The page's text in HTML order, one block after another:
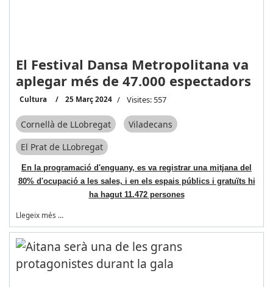
El Festival Dansa Metropolitana va
aplegar més de 47.000 espectadors
Cultura 25 Març 2024 Visites: 557
Cornellà de LLobregat
Viladecans
El Prat de LLobregat
En la programació d'enguany, es va registrar una mitjana del
80% d'ocupació a les sales, i en els espais públics i gratuïts hi
ha hagut 11.472 persones
Llegeix més …